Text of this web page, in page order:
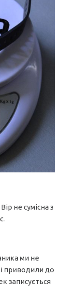
не сумісна з
ми не
приводили до
записується